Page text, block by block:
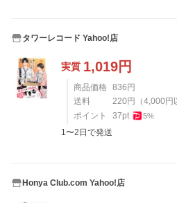
タワーレコード Yahoo!店
実質 1,019円
商品価格 836 円
送料
220 円 （4,000 円
ポイント
37pt 5%
1〜2日で発送
Honya Club.com Yahoo!店